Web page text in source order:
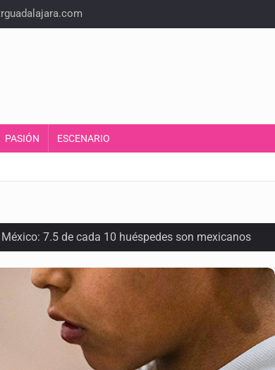
PASIÓN ESCENARIO
7.5 de cada 10 huéspedes son mexicanos
felino que conquistó nuestros hogares e internet
Juegos Centroamericanos
en México y otros tres países de Ámerica
a exfuncionarios y la fuga de Tomás Zerón